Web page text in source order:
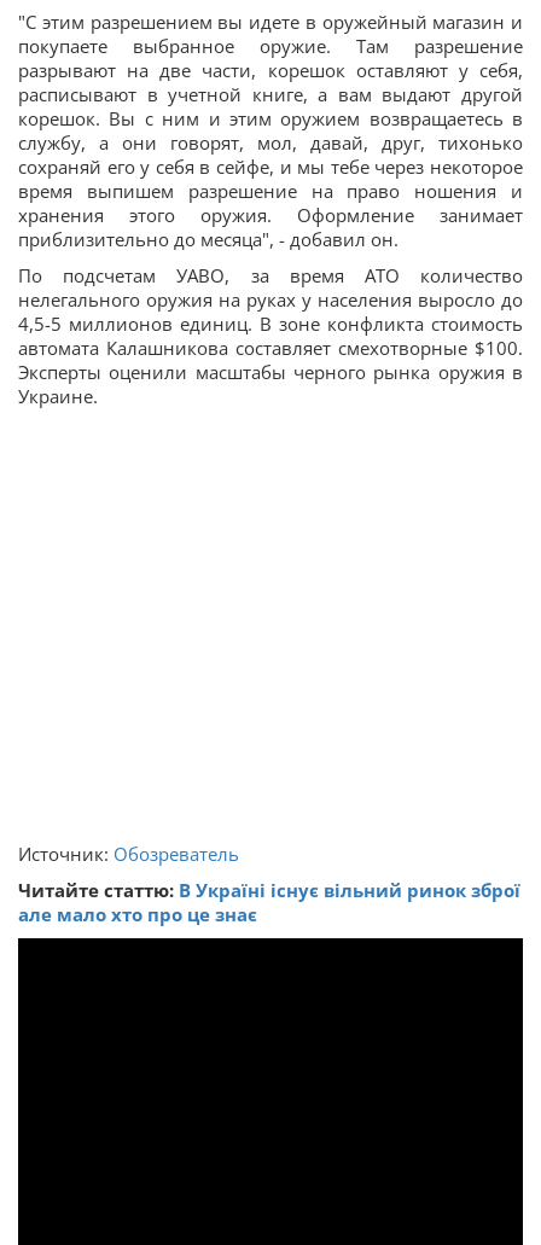
"С этим разрешением вы идете в оружейный магазин и
покупаете выбранное оружие. Там разрешение
разрывают на две части, корешок оставляют у себя,
расписывают в учетной книге, а вам выдают другой
корешок. Вы с ним и этим оружием возвращаетесь в
службу, а они говорят, мол, давай, друг, тихонько
сохраняй его у себя в сейфе, и мы тебе через некоторое
время выпишем разрешение на право ношения и
хранения этого оружия. Оформление занимает
приблизительно до месяца", - добавил он.
По подсчетам УАВО, за время АТО количество
нелегального оружия на руках у населения выросло до
4,5-5 миллионов единиц. В зоне конфликта стоимость
автомата Калашникова составляет смехотворные $100.
Эксперты оценили масштабы черного рынка оружия в
Украине.
Источник: Обозреватель
Читайте статтю: В Україні існує вільний ринок зброї
але мало хто про це знає